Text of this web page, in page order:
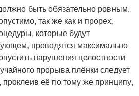
быть обязательно ровным.
так же как и прорех,
которые будут
проводятся максимально
нарушения целостности
прорыва плёнки следует
проклеив её по тому же принципу,